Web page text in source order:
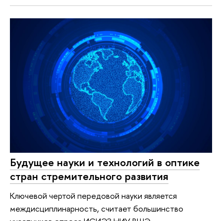
Будущее науки и технологий в оптике
стран стремительного развития
Ключевой чертой передовой науки является
междисциплинарность, считает большинство